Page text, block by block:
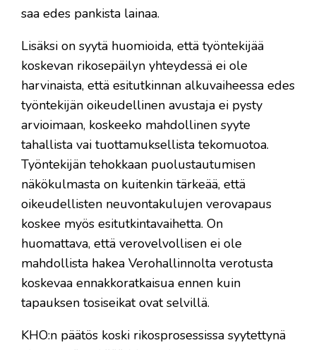
saa edes pankista lainaa.
Lisäksi on syytä huomioida, että työntekijää
koskevan rikosepäilyn yhteydessä ei ole
harvinaista, että esitutkinnan alkuvaiheessa edes
työntekijän oikeudellinen avustaja ei pysty
arvioimaan, koskeeko mahdollinen syyte
tahallista vai tuottamuksellista tekomuotoa.
Työntekijän tehokkaan puolustautumisen
näkökulmasta on kuitenkin tärkeää, että
oikeudellisten neuvontakulujen verovapaus
koskee myös esitutkintavaihetta. On
huomattava, että verovelvollisen ei ole
mahdollista hakea Verohallinnolta verotusta
koskevaa ennakkoratkaisua ennen kuin
tapauksen tosiseikat ovat selvillä.
KHO:n päätös koski rikosprosessissa syytettynä